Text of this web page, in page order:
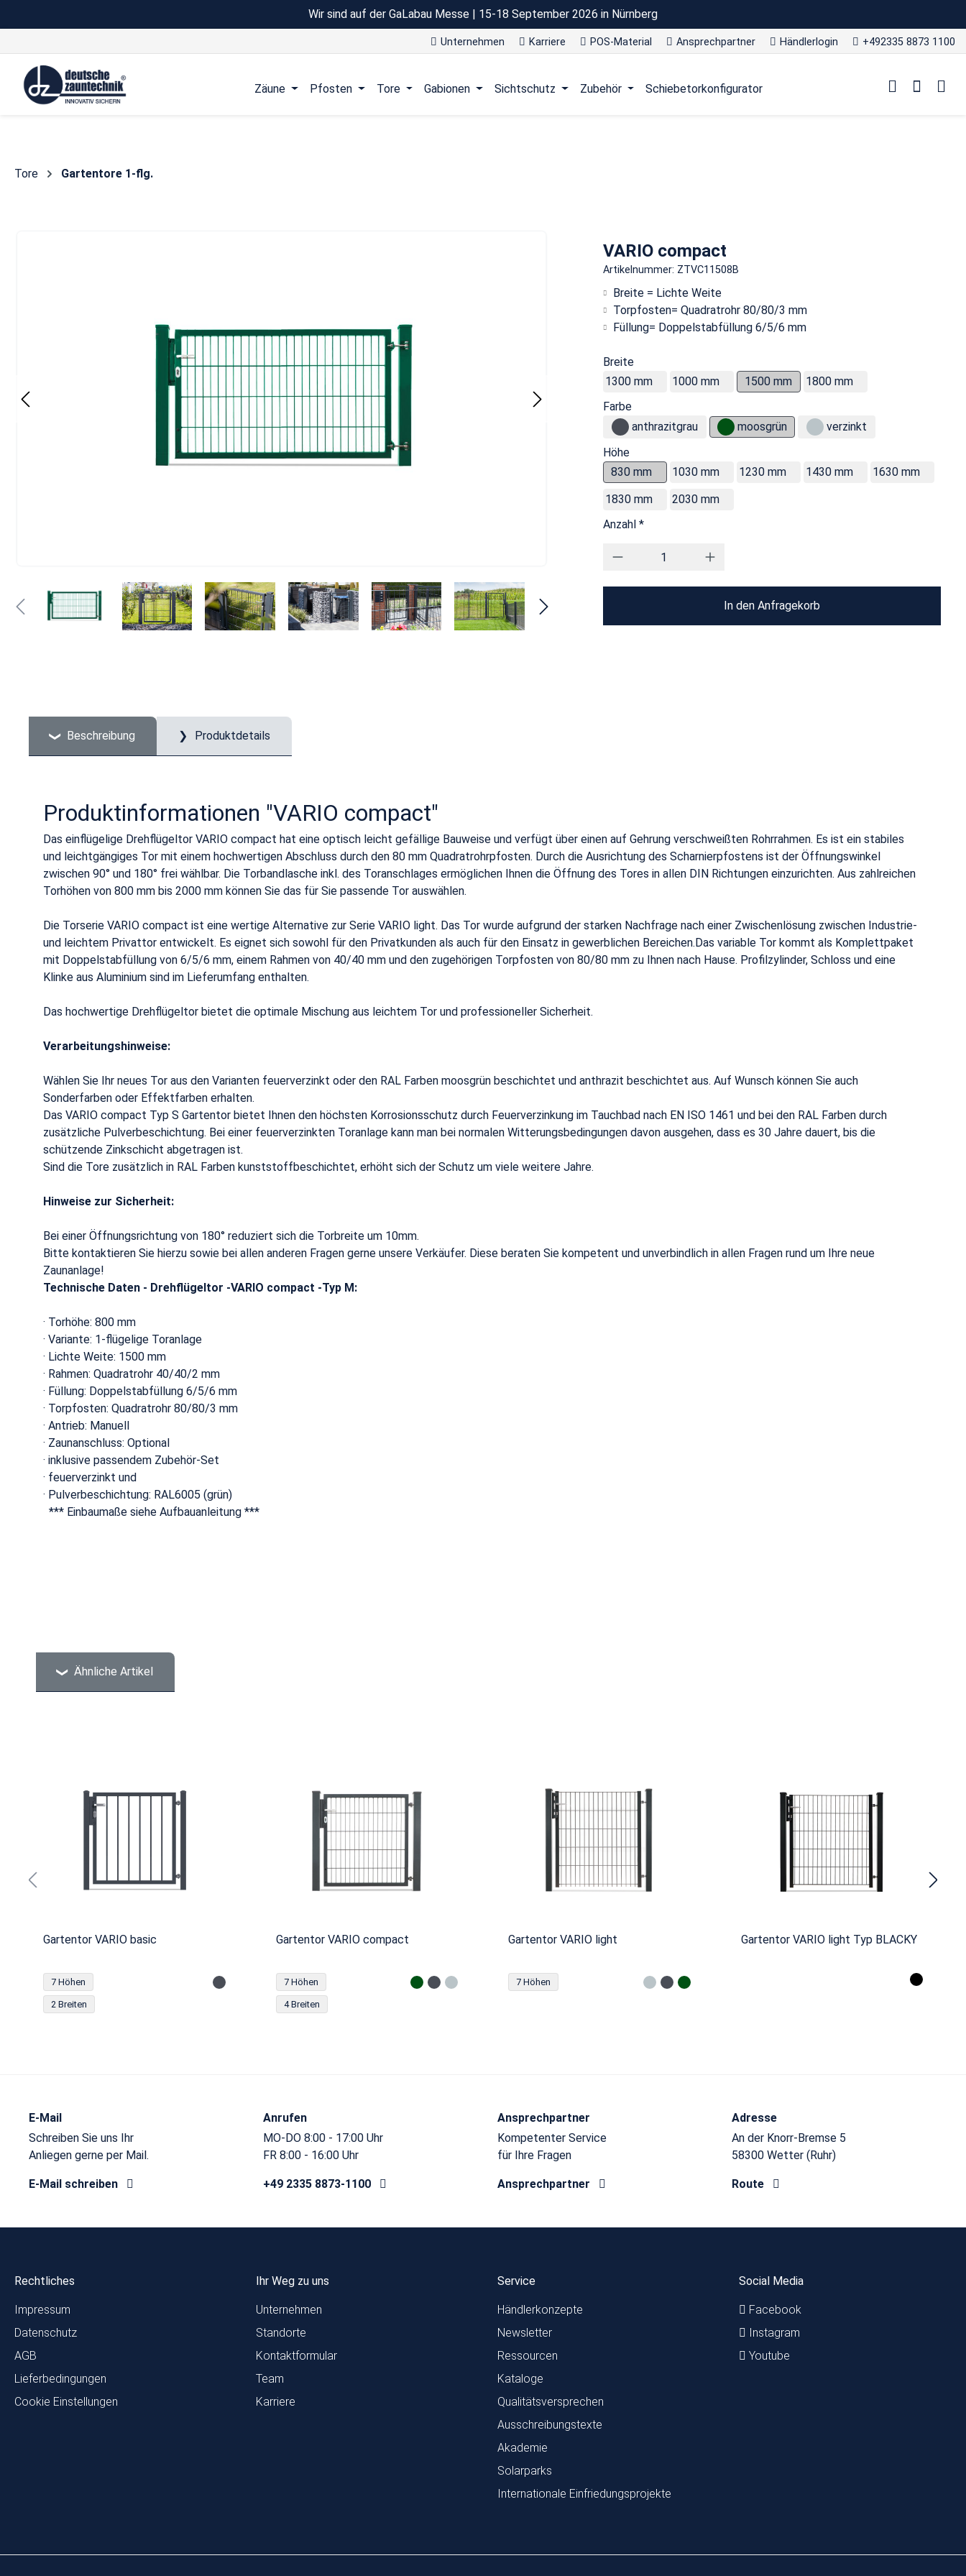
Wir sind auf der GaLabau Messe | 15-18 September 2026 in Nürnberg
Unternehmen Karriere POS-Material Ansprechpartner Händlerlogin +492335 8873 1100
Zäune Pfosten Tore Gabionen Sichtschutz Zubehör Schiebetorkonfigurator
Tore Gartentore 1-flg.
VARIO compact
Artikelnummer: ZTVC11508B
Breite = Lichte Weite
Torpfosten= Quadratrohr 80/80/3 mm
Füllung= Doppelstabfüllung 6/5/6 mm
Breite
1300 mm
1000 mm 1500 mm
1800 mm
Farbe
anthrazitgrau
moosgrün
verzinkt
Höhe
830 mm
1030 mm 1230 mm 1430 mm
1630 mm
1830 mm
2030 mm
Anzahl *
In den Anfragekorb
Beschreibung Produktdetails
Produktinformationen "VARIO compact"
Das einflügelige Drehflügeltor VARIO compact hat eine optisch leicht gefällige Bauweise und verfügt über einen auf Gehrung verschweißten Rohrrahmen. Es ist ein stabiles
und leichtgängiges Tor mit einem hochwertigen Abschluss durch den 80 mm Quadratrohrpfosten. Durch die Ausrichtung des Scharnierpfostens ist der Öffnungswinkel
zwischen 90° und 180° frei wählbar. Die Torbandlasche inkl. des Toranschlages ermöglichen Ihnen die Öffnung des Tores in allen DIN Richtungen einzurichten. Aus zahlreichen
Torhöhen von 800 mm bis 2000 mm können Sie das für Sie passende Tor auswählen.
Die Torserie VARIO compact ist eine wertige Alternative zur Serie VARIO light. Das Tor wurde aufgrund der starken Nachfrage nach einer Zwischenlösung zwischen Industrie-
und leichtem Privattor entwickelt. Es eignet sich sowohl für den Privatkunden als auch für den Einsatz in gewerblichen Bereichen.Das variable Tor kommt als Komplettpaket
mit Doppelstabfüllung von 6/5/6 mm, einem Rahmen von 40/40 mm und den zugehörigen Torpfosten von 80/80 mm zu Ihnen nach Hause. Profilzylinder, Schloss und eine
Klinke aus Aluminium sind im Lieferumfang enthalten.
Das hochwertige Drehflügeltor bietet die optimale Mischung aus leichtem Tor und professioneller Sicherheit.
Verarbeitungshinweise:
Wählen Sie Ihr neues Tor aus den Varianten feuerverzinkt oder den RAL Farben moosgrün beschichtet und anthrazit beschichtet aus. Auf Wunsch können Sie auch
Sonderfarben oder Effektfarben erhalten.
Das VARIO compact Typ S Gartentor bietet Ihnen den höchsten Korrosionsschutz durch Feuerverzinkung im Tauchbad nach EN ISO 1461 und bei den RAL Farben durch
zusätzliche Pulverbeschichtung. Bei einer feuerverzinkten Toranlage kann man bei normalen Witterungsbedingungen davon ausgehen, dass es 30 Jahre dauert, bis die
schützende Zinkschicht abgetragen ist.
Sind die Tore zusätzlich in RAL Farben kunststoffbeschichtet, erhöht sich der Schutz um viele weitere Jahre.
Hinweise zur Sicherheit:
Bei einer Öffnungsrichtung von 180° reduziert sich die Torbreite um 10mm.
Bitte kontaktieren Sie hierzu sowie bei allen anderen Fragen gerne unsere Verkäufer. Diese beraten Sie kompetent und unverbindlich in allen Fragen rund um Ihre neue
Zaunanlage!
Technische Daten - Drehflügeltor -VARIO compact -Typ M:
· Torhöhe: 800 mm
· Variante: 1-flügelige Toranlage
· Lichte Weite: 1500 mm
· Rahmen: Quadratrohr 40/40/2 mm
· Füllung: Doppelstabfüllung 6/5/6 mm
· Torpfosten: Quadratrohr 80/80/3 mm
· Antrieb: Manuell
· Zaunanschluss: Optional
· inklusive passendem Zubehör-Set
· feuerverzinkt und
· Pulverbeschichtung: RAL6005 (grün)
*** Einbaumaße siehe Aufbauanleitung ***
Ähnliche Artikel
Gartentor VARIO basic
7 Höhen
2 Breiten
Gartentor VARIO compact
7 Höhen
4 Breiten
Gartentor VARIO light
7 Höhen
Gartentor VARIO light Typ BLACKY
E-Mail
Schreiben Sie uns Ihr
Anliegen gerne per Mail.
E-Mail schreiben
Anrufen
MO-DO 8:00 - 17:00 Uhr
FR 8:00 - 16:00 Uhr
+49 2335 8873-1100
Ansprechpartner
Kompetenter Service
für Ihre Fragen
Ansprechpartner
Adresse
An der Knorr-Bremse 5
58300 Wetter (Ruhr)
Route
Rechtliches
Impressum
Datenschutz
AGB
Lieferbedingungen
Cookie Einstellungen
Ihr Weg zu uns
Unternehmen
Standorte
Kontaktformular
Team
Karriere
Service
Händlerkonzepte
Newsletter
Ressourcen
Kataloge
Qualitätsversprechen
Ausschreibungstexte
Akademie
Solarparks
Internationale Einfriedungsprojekte
Social Media
Facebook
Instagram
Youtube